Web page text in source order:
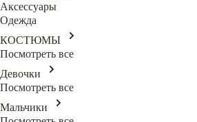
Аксессуары
Одежда
КОСТЮМЫ
Посмотреть все
Девочки
Посмотреть все
Мальчики